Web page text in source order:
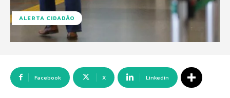
ALERTA CIDADÃO
Facebook X Linkedin